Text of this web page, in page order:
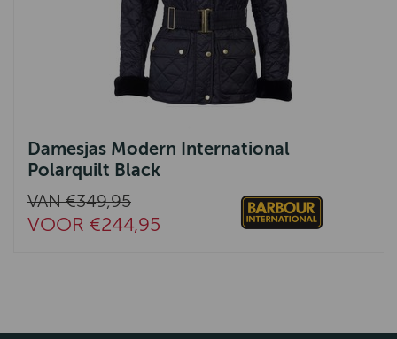
Damesjas Modern International
Polarquilt Black
VAN €349,95
VOOR €244,95